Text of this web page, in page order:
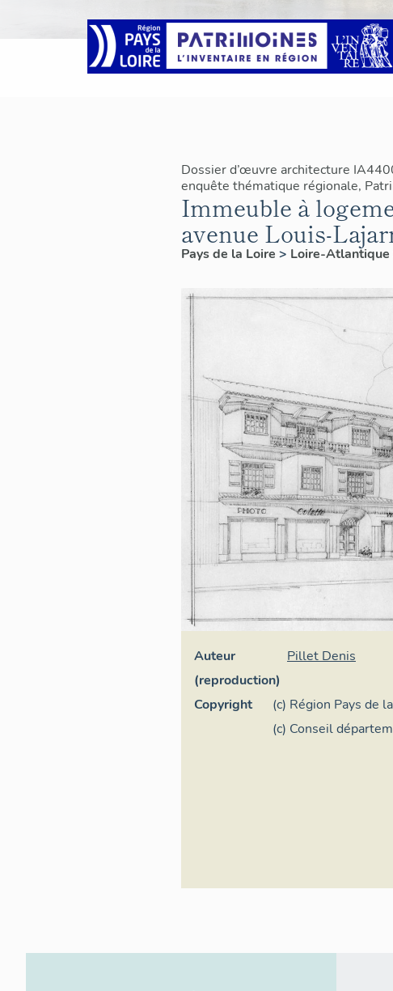
Dossier d’œuvre architecture
enquête thématique régionale,
Immeuble à
avenue Louis-
Pays de la Loire > Loire-Atlantique
Auteur
(reproduction)
Pillet Denis
Copyright
(c) Région Pays de
général
(c) Conseil